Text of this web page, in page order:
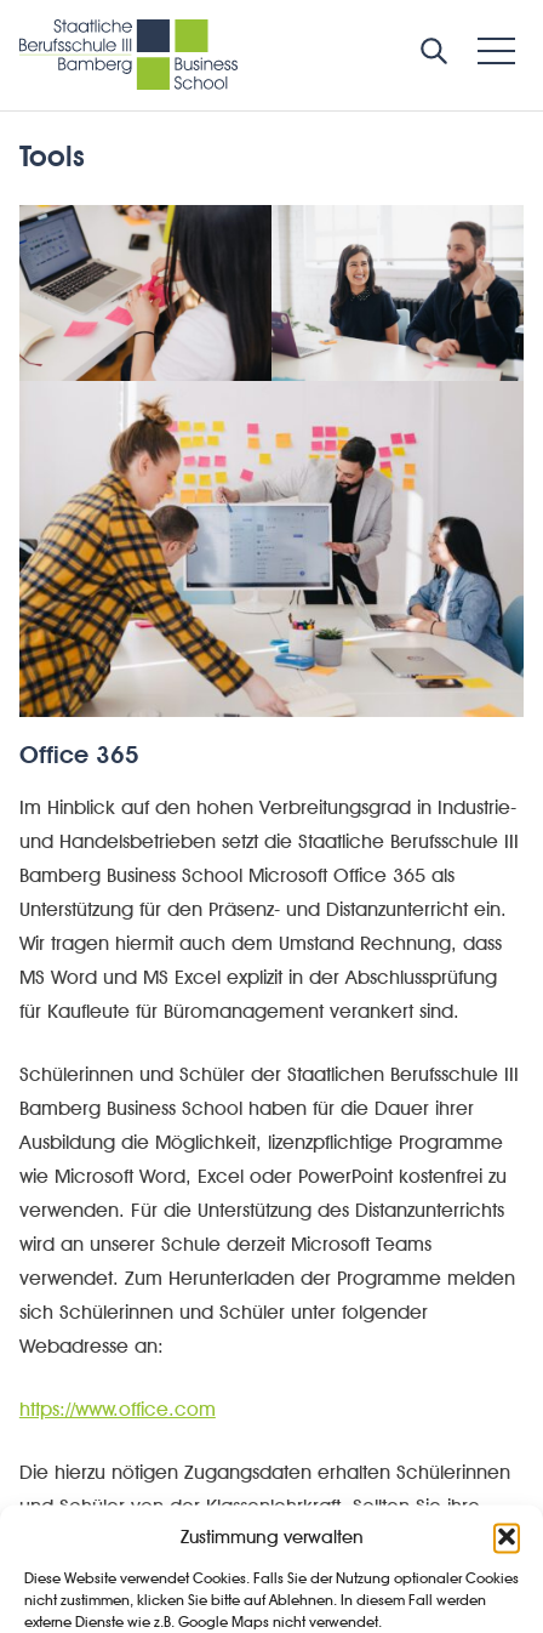
Zustimmung verwalten
Diese Website verwendet Cookies. Falls Sie der Nutzung optionaler Cookies
nicht zustimmen, klicken Sie bitte auf Ablehnen. In diesem Fall werden
externe Dienste wie z.B. Google Maps nicht verwendet.
Tools
Office 365
Im Hinblick auf den hohen Verbreitungsgrad in Industrie-
und Handelsbetrieben setzt die Staatliche Berufsschule III
Bamberg Business School Microsoft Office 365 als
Unterstützung für den Präsenz- und Distanzunterricht ein.
Wir tragen hiermit auch dem Umstand Rechnung, dass
MS Word und MS Excel explizit in der Abschlussprüfung
für Kaufleute für Büromanagement verankert sind.
Schülerinnen und Schüler der Staatlichen Berufsschule III
Bamberg Business School haben für die Dauer ihrer
Ausbildung die Möglichkeit, lizenzpflichtige Programme
wie Microsoft Word, Excel oder PowerPoint kostenfrei zu
verwenden. Für die Unterstützung des Distanzunterrichts
wird an unserer Schule derzeit Microsoft Teams
verwendet. Zum Herunterladen der Programme melden
sich Schülerinnen und Schüler unter folgender
Webadresse an:
https://www.office.com
Die hierzu nötigen Zugangsdaten erhalten Schülerinnen
und Schüler von der Klassenlehrkraft. Sollten Sie ihre
Zugangsdaten vergessen haben und keine Self-Service-
Rücksetzung möglich sein, kontaktieren Sie zunächst die
zuständige Klassenlehrkraft. Zur Kontaktaufnahme klicken